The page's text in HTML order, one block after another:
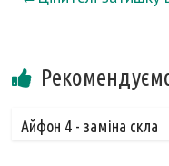
Айфон 4 - заміна скла